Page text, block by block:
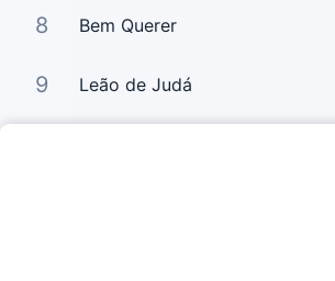
8 Bem Querer
9 Leão de Judá